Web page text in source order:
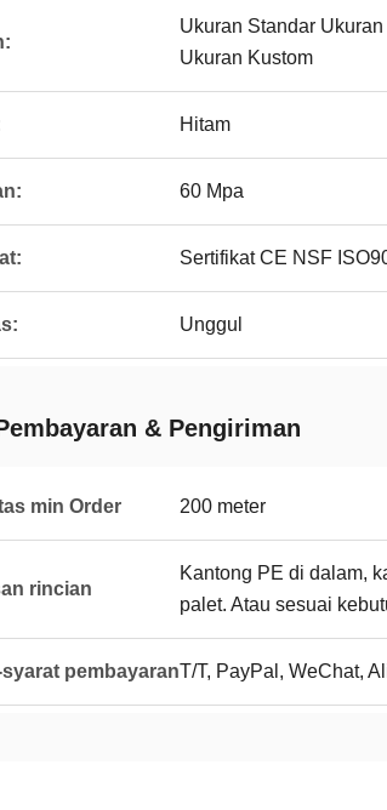
Ukuran Standar
Ukuran Kustom
Hitam
60 Mpa
Sertifikat CE NSF
Unggul
& Pengiriman
min Order 200 meter
rincian
Kantong PE di dalam,
palet. Atau sesuai
pembayaranT/T, PayPal, WeChat,